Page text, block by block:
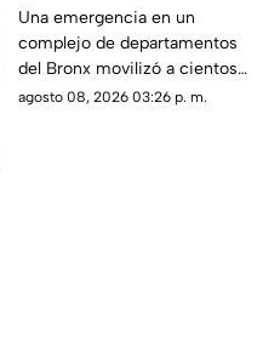
Nueva York deja un
mu3rto y 14 heridos
Una emergencia en un
complejo de departamentos
del Bronx movilizó a cientos
de bomberos y dejó víctimas
agosto 08, 2026 03:26 p. m.